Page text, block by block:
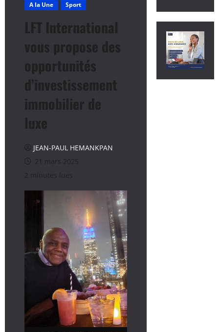
A la Une Sport
LFT International
vous propose des
opportunités
d’investissement
immobilier de
luxe
JEAN-PAUL HEMANKPAN
21 mars 2025
2 minutes lues